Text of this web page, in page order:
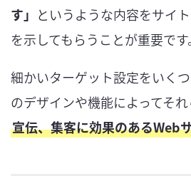
す」 というような内容をサイ
を示してもらうことが重要です
細かいターゲット設定をいく
のデザインや機能によってそれ
宣伝、集客に効果のあるWeb